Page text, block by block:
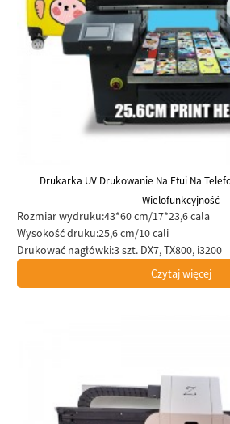
Drukarka UV Drukowanie Na Etui Na
Wielofunkcyjność
Rozmiar wydruku:43*60 cm/17*23,6 cala
Wysokość druku:25,6 cm/10 cali
Drukować nagłówki:3 szt. DX7, TX800, i3200
Czytaj więcej